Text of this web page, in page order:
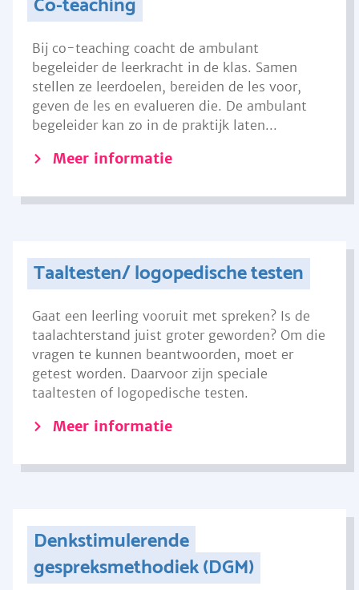
Bij co-teaching coacht de ambulant
begeleider de leerkracht in de klas. Samen
stellen ze leerdoelen, bereiden de les voor,
geven de les en evalueren die. De ambulant
begeleider kan zo in de praktijk laten...
Meer informatie
Taaltesten/ logopedische testen
Gaat een leerling vooruit met spreken? Is de
taalachterstand juist groter geworden? Om die
vragen te kunnen beantwoorden, moet er
getest worden. Daarvoor zijn speciale
taaltesten of logopedische testen.
Meer informatie
Denkstimulerende
gespreksmethodiek (DGM)